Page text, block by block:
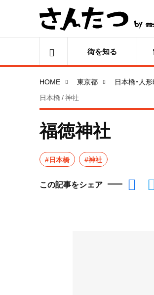
街を知る
HOME 東京都 日本橋・人
日本橋 / 神社
福徳神社
#日本橋 #神社
この記事をシェア